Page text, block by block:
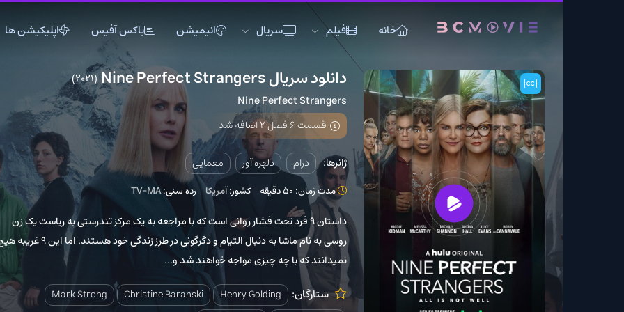
خانه فیلم
اکشن
تاک شو
جنگی خانوادگی
دلهره آور
عاشقانه
فانتزی کمدی
ماجراجویی
مستند
موزیک
موزیکال
ورزشی
سریال
اکشن
تاریخی
دلهره آور
فانتزی
ماجراجویی
موزیک
انیمیشن باکس آفیس اپلیکیشن ها
دانلود سریال Nine Perfect Strangers (2021)
Nine Perfect Strangers
قسمت 6 فصل 2 اضافه شد
ژانرها: درام دلهره آور معمایی
مدت زمان: 50 دقیقه کشور:آمریکا رده سنی:TV-MA
داستان ٩ فرد تحت فشار روانی است که با مراجعه به یک مرکز تندرستی به ریاست یک زن
روسی به نام ماشا به دنبال التیام و دگرگونی در طرز زندگی خود هستند. اما این ٩ غریبه هیچ
نمیدانند که با چه چیزی مواجه خواهند شد و...
ستارگان: Henry Golding
Christine Baranski
Mark Strong